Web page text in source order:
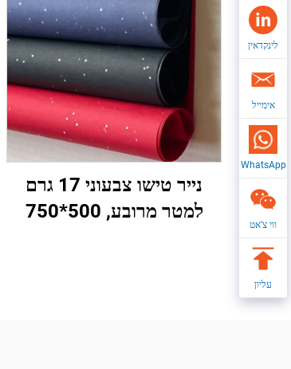
נייר טישו צבעוני 17 גרם
למטר מרובע, 500*750
לינקדאין
אימייל
WhatsApp
ווי צ'אט
עליון